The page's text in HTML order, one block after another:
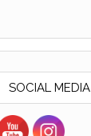
SOCIAL MEDIA